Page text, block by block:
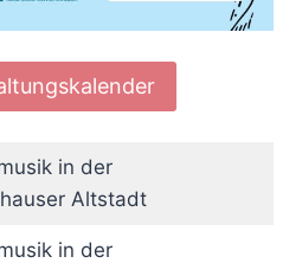
in der
Altstadt
in der